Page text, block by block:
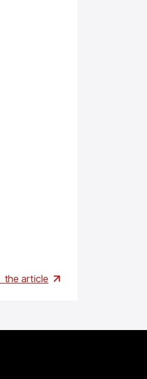
the article